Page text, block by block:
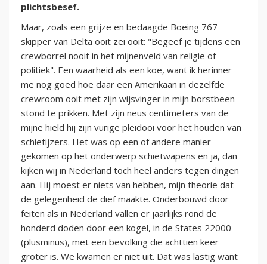
plichtsbesef.
Maar, zoals een grijze en bedaagde Boeing 767
skipper van Delta ooit zei ooit: "Begeef je tijdens een
crewborrel nooit in het mijnenveld van religie of
politiek". Een waarheid als een koe, want ik herinner
me nog goed hoe daar een Amerikaan in dezelfde
crewroom ooit met zijn wijsvinger in mijn borstbeen
stond te prikken. Met zijn neus centimeters van de
mijne hield hij zijn vurige pleidooi voor het houden van
schietijzers. Het was op een of andere manier
gekomen op het onderwerp schietwapens en ja, dan
kijken wij in Nederland toch heel anders tegen dingen
aan. Hij moest er niets van hebben, mijn theorie dat
de gelegenheid de dief maakte. Onderbouwd door
feiten als in Nederland vallen er jaarlijks rond de
honderd doden door een kogel, in de States 22000
(plusminus), met een bevolking die achttien keer
groter is. We kwamen er niet uit. Dat was lastig want